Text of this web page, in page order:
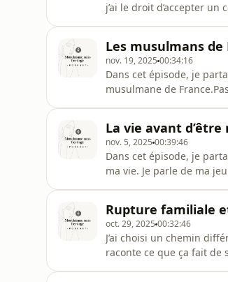
j’ai le droit d’accepter
culpabilité.
Les musulmans de
nov. 19, 2025 00:34:16
Dans cet épisode, je
musulmane de
La vie avant
nov. 5, 2025 00:39:46
Dans cet épisode, je
ma vie. Je parle de ma
Rupture familiale
oct. 29, 2025 00:32:46
J’ai choisi un chemin
raconte ce que ça fait de